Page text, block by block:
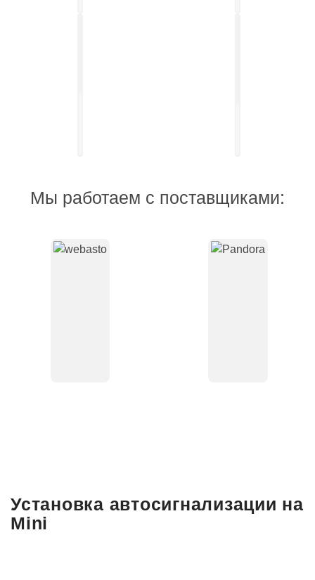
Мы работаем с поставщиками:
Установка автосигнализации на
Mini